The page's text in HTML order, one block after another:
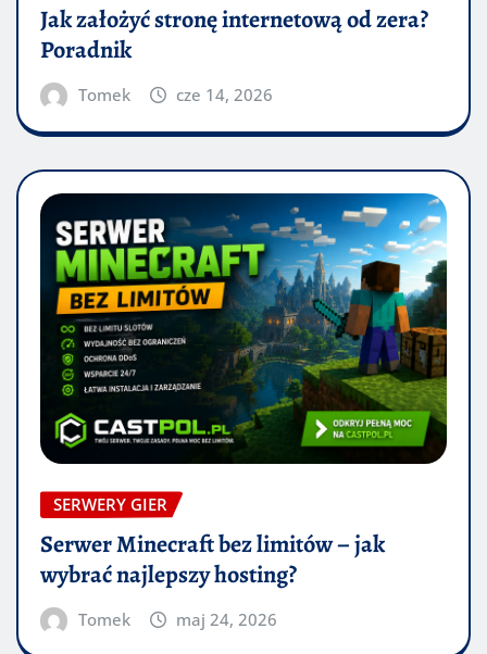
Jak założyć stronę internetową od zera?
Poradnik
Tomek cze 14, 2026
SERWERY GIER
Serwer Minecraft bez limitów – jak
wybrać najlepszy hosting?
Tomek maj 24, 2026